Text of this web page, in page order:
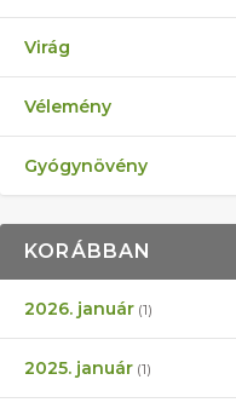
Virág
Vélemény
Gyógynövény
KORÁBBAN
2026. január (1)
2025. január (1)